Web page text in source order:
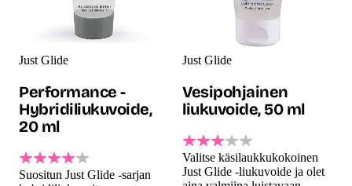
Just Glide
Performance -
Hybridiliukuvoide,
20 ml
Suositun Just Glide -sarjan
Just Glide
Vesipohjainen
liukuvoide, 50 ml
Valitse käsilaukkukokoinen
Just Glide -liukuvoide ja olet